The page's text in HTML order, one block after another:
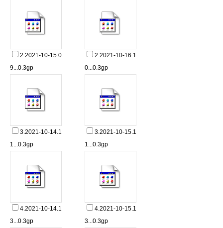
2.2021-10-15.0
9...0.3gp
2.2021-10-16.1
0...0.3gp
3.2021-10-14.1
1...0.3gp
3.2021-10-15.1
1...0.3gp
4.2021-10-14.1
3...0.3gp
4.2021-10-15.1
3...0.3gp